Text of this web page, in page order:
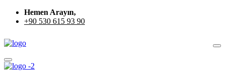
Hemen Arayın,
+90 530 615 93 90